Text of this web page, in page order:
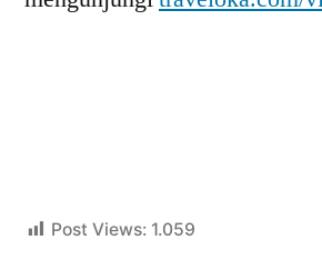
Post Views: 1.059